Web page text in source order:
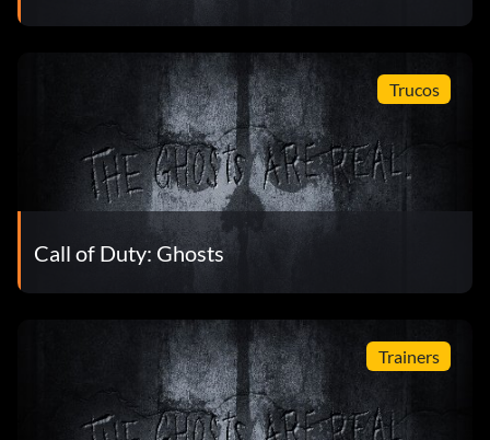
Trucos
Call of Duty: Ghosts
Trainers